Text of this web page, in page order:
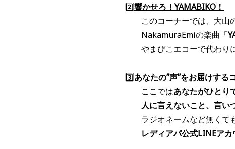
2️⃣響かせろ！YAMABIKO！
このコーナーでは、大山の
NakamuraEmiの楽曲「
やまびこエコーで代わりに
3️⃣あなたの”声”をお届けする
ここではあなたがひとり
人に言えないこと、言いづ
ラジオネームなど無くても
レディアパ公式LINEア